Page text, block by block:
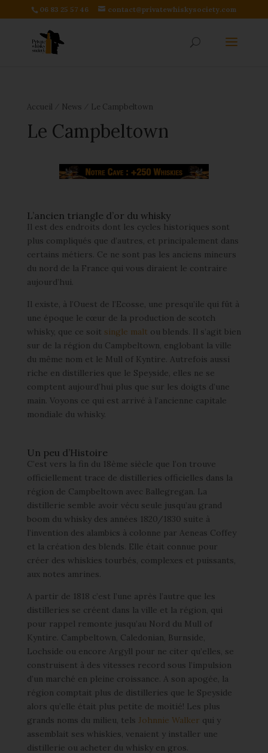
06 83 25 57 46 contact@privatewhiskysociety.com
Accueil News Le Campbeltown
Le Campbeltown
L’ancien triangle d’or du whisky
Il est des endroits dont les cycles historiques sont
plus compliqués que d’autres, et principalement dans
certains métiers. Ce ne sont pas les anciens mineurs
du nord de la France qui vous diraient le contraire
aujourd’hui.
Il existe, à l’Ouest de l’Ecosse, une presqu’ile qui fût à
une époque le cœur de la production de scotch
whisky, que ce soit single malt ou blends. Il s’agit bien
sur de la région du Campbeltown, englobant la ville
du même nom et le Mull of Kyntire. Autrefois aussi
riche en distilleries que le Speyside, elles ne se
comptent aujourd’hui plus que sur les doigts d’une
main. Voyons ce qui est arrivé à l’ancienne capitale
mondiale du whisky.
Un peu d’Histoire
C’est vers la fin du 18ème siècle que l’on trouve
officiellement trace de distilleries officielles dans la
région de Campbeltown avec Ballegregan. La
distillerie semble avoir vécu seule jusqu’au grand
boom du whisky des années 1820/1830 suite à
l’invention des alambics à colonne par Aeneas Coffey
et la création des blends. Elle était connue pour
créer des whiskies tourbés, complexes et puissants,
aux notes amrines.
A partir de 1818 c’est l’une après l’autre que les
distilleries se créent dans la ville et la région, qui
pour rappel remonte jusqu’au Nord du Mull of
Kyntire. Campbeltown, Caledonian, Burnside,
Lochside ou encore Argyll pour ne citer qu’elles, se
construisent à des vitesses record sous l’impulsion
d’un marché en pleine croissance. A son apogée, la
région comptait plus de distilleries que le Speyside
alors qu’elle était plus petite de moitié! Les plus
grands noms du milieu, tels Johnnie Walker qui y
assemblait ses whiskies, venaient y installer une
distillerie ou acheter du whisky en gros.